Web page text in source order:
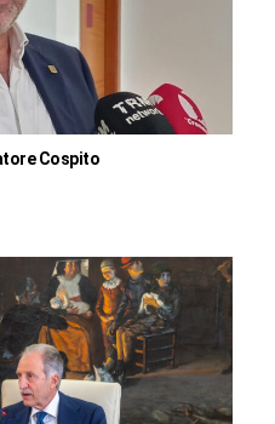
Cospito